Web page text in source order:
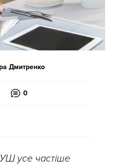
Дмитренко
0
усе частіше